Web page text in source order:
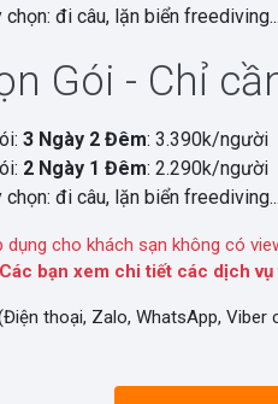
chọn: đi câu, lặn biển freediving...
Gói - Chỉ
3 Ngày 2 Đêm: 3.390k/người
2 Ngày 1 Đêm: 2.290k/người
chọn: đi câu, lặn biển freediving...
dụng cho khách sạn không có
Các bạn xem chi tiết các dịch
thoại, Zalo, WhatsApp,